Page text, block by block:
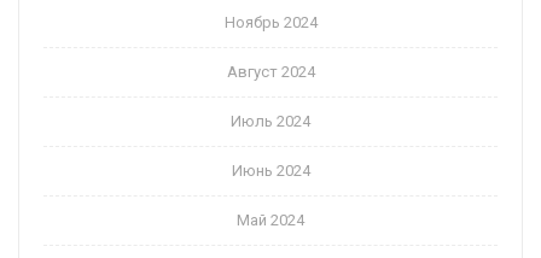
Ноябрь 2024
Август 2024
Июль 2024
Июнь 2024
Май 2024